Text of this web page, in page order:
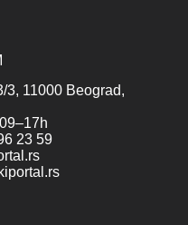
3, 11000 Beograd,
23 59